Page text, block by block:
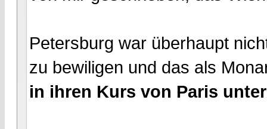
Petersburg war überhaupt
zu bewiligen und das als
in ihren Kurs von Paris